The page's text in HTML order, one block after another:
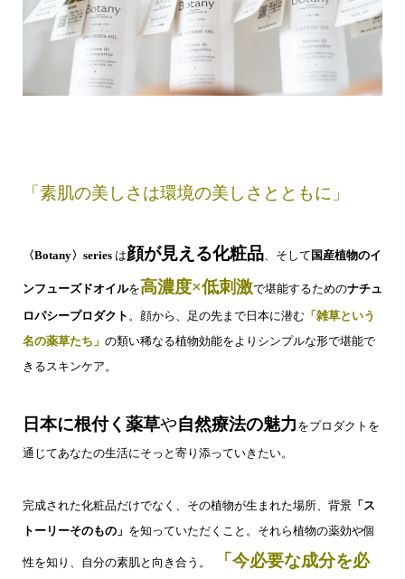
「素肌の美しさは環境の美しさとともに」
〈Botany〉seriesは顔が見える化粧品、そして 国産植物のイ
ンフューズドオイルを高濃度×低刺激で堪能するためのナチュ
ロパシープロダクト 。顔から、足の先まで日本に潜む「雑草という
名の薬草たち」 の類い稀なる植物効能をよりシンプルな形で堪能で
きるスキンケア。
日本に根付く薬草や自然療法の魅力 をプロダクトを
通じてあなたの生活にそっと寄り添っていきたい。
完成された化粧品だけでなく、その植物が生まれた場所、背景「ス
トーリーそのもの」 を知っていただくこと。それら植物の薬効や個
性を知り、自分の素肌と向き合う。
「今必要な成分を必